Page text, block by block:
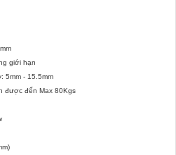
giới hạn
5mm - 15.5mm
được đến Max 80Kgs